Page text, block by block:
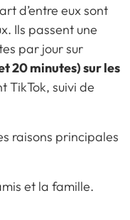
d’entre eux sont
Ils passent une
par jour sur
20 minutes) sur les
TikTok, suivi de
raisons principales
et la famille.